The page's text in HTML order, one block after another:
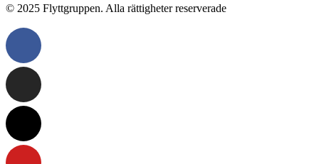
© 2025 Flyttgruppen. Alla rättigheter reserverade